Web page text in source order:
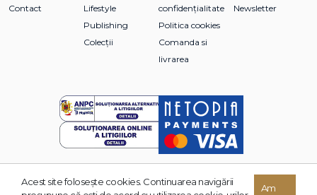
Contact
Lifestyle
Publishing
Colecții
confidențialitate
Politica cookies
Comanda si
livrarea
Newsletter
© 2026 Grupul Editorial TREI. Toate drepturile rezervate.
Acest site foloseşte cookies. Continuarea navigării
Am